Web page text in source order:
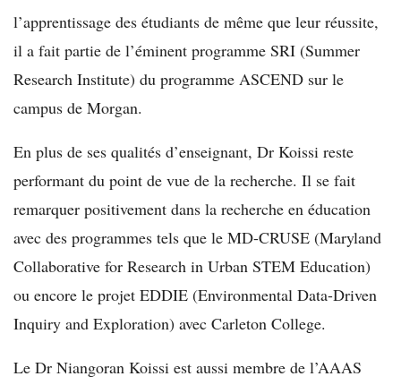
l’apprentissage des étudiants de même que leur réussite,
il a fait partie de l’éminent programme SRI (Summer
Research Institute) du programme ASCEND sur le
campus de Morgan.
En plus de ses qualités d’enseignant, Dr Koissi reste
performant du point de vue de la recherche. Il se fait
remarquer positivement dans la recherche en éducation
avec des programmes tels que le MD-CRUSE (Maryland
Collaborative for Research in Urban STEM Education)
ou encore le projet EDDIE (Environmental Data-Driven
Inquiry and Exploration) avec Carleton College.
Le Dr Niangoran Koissi est aussi membre de l’AAAS